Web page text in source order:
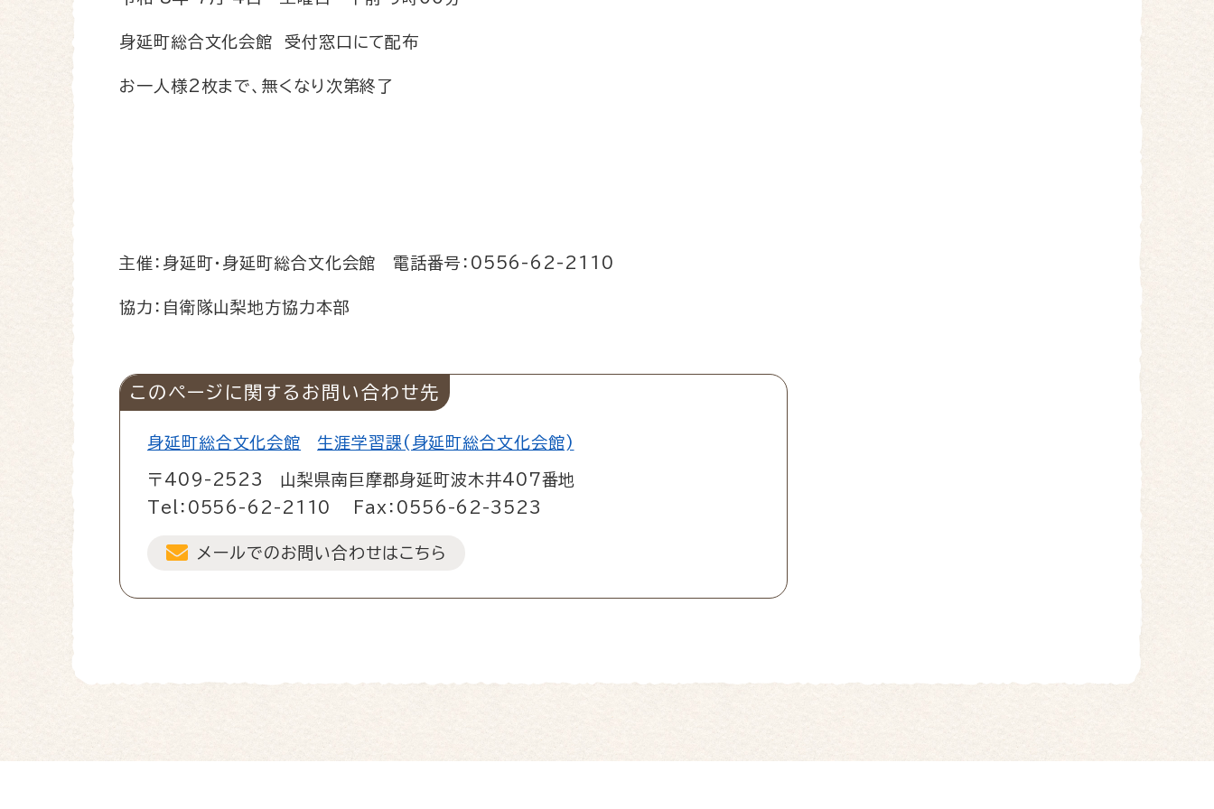
身延町総合文化会館 受付窓口にて配布
お一人様2枚まで、無くなり次第終了
主催：身延町・身延町総合文化会館 電話番号：0556-62-2110
協力：自衛隊山梨地方協力本部
このページに関するお問い合わせ先
身延町総合文化会館 生涯学習課(身延町総合文化会館)
〒409-2523
山梨県南巨摩郡身延町波木井407番地
Tel：0556-62-2110
Fax：0556-62-3523
メールでのお問い合わせはこちら